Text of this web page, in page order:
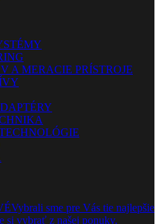
A MERACIE PRÍSTROJE
Vybrali sme pre Vás tie najlepšie
si vybrať z našej ponuky.